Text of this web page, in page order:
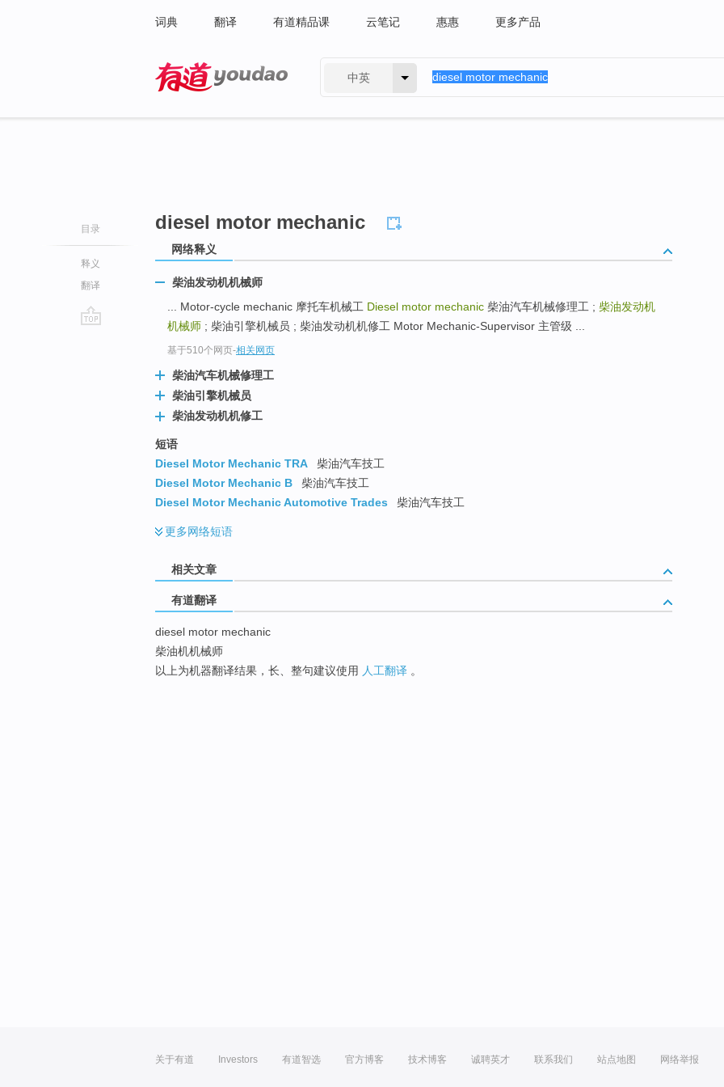
词典 翻译 有道精品课 云笔记 惠惠 更多产品
中英
目录
释义
翻译
diesel motor mechanic
网络释义
柴油发动机机械师
... Motor-cycle mechanic 摩托车机械工 Diesel motor mechanic 柴油汽车机械修理工 ; 柴油发动机
机械师 ; 柴油引擎机械员 ; 柴油发动机机修工 Motor Mechanic-Supervisor 主管级 ...
基于510个网页-相关网页
柴油汽车机械修理工
柴油引擎机械员
柴油发动机机修工
短语
Diesel Motor Mechanic TRA
柴油汽车技工
Diesel Motor Mechanic B
柴油汽车技工
Diesel Motor Mechanic Automotive Trades
柴油汽车技工
更多网络短语
相关文章
有道翻译
diesel motor mechanic
柴油机机械师
以上为机器翻译结果，长、整句建议使用 人工翻译 。
关于有道 Investors 有道智选 官方博客 技术博客 诚聘英才 联系我们 站点地图 网络举报